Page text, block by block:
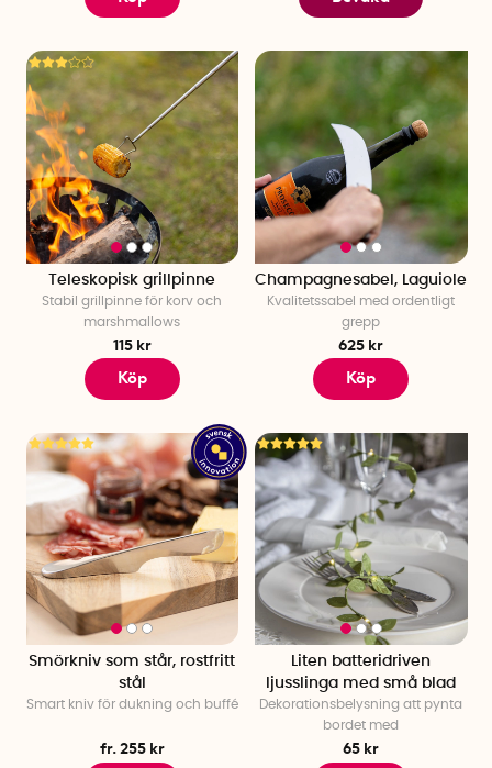
Teleskopisk grillpinne
Stabil grillpinne för korv och
marshmallows
115 kr
Köp
Champagnesabel, Laguiole
Kvalitetssabel med ordentligt
grepp
625 kr
Köp
Smörkniv som står, rostfritt
stål
Smart kniv för dukning och buffé
fr. 255 kr
Liten batteridriven
ljusslinga med små blad
Dekorationsbelysning att pynta
bordet med
65 kr